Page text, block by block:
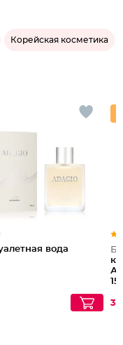
Корейская косметика
вода
15